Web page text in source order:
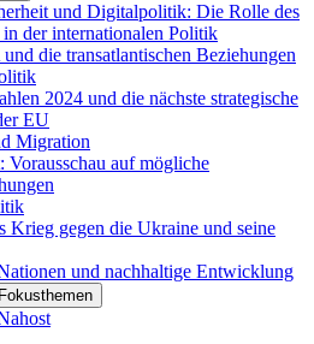
und Digitalpolitik: Die Rolle des
der internationalen Politik
die transatlantischen Beziehungen
2024 und die nächste strategische
EU
Migration
Vorausschau auf mögliche
Krieg gegen die Ukraine und seine
und nachhaltige Entwicklung
Fokusthemen